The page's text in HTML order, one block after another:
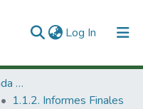
Log In (current)
1. Investigación Financiada con Recursos Públicos
1.1.2. Informes Finales